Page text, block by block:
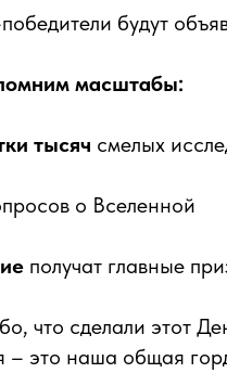
будут
масштабы:
тысяч смелых
о Вселенной
получат главные
что сделали этот
– это наша общая